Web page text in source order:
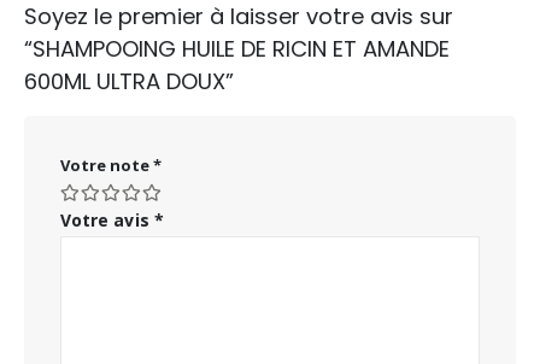
Soyez le premier à laisser votre avis sur
“SHAMPOOING HUILE DE RICIN ET AMANDE
600ML ULTRA DOUX”
Votre note*
Votre avis *